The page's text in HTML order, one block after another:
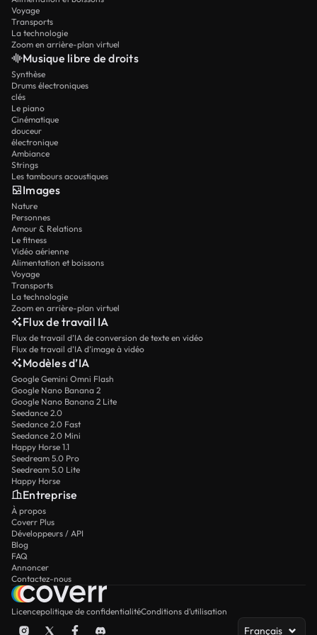
Voyage
Transports
La technologie
Zoom en arrière-plan virtuel
Musique libre de droits
Synthèse
Drums électroniques
clés
Le piano
Cinématique
douceur
électronique
Ambiance
Strings
Les tambours acoustiques
Images
Nature
Personnes
Amour & Relations
Le fitness
Vidéo aérienne
Alimentation et boissons
Voyage
Transports
La technologie
Zoom en arrière-plan virtuel
Flux de travail IA
Flux de travail d’IA de conversion de texte en vidéo
Flux de travail d’IA d’image à vidéo
Modèles d’IA
Google Gemini Omni Flash
Google Nano Banana 2
Google Nano Banana 2 Lite
Seedance 2.0
Seedance 2.0 Fast
Seedance 2.0 Mini
Happy Horse 1.1
Seedream 5.0 Pro
Seedream 5.0 Lite
Happy Horse
Entreprise
À propos
Coverr Plus
Développeurs / API
Blog
FAQ
Annoncer
Contactez-nous
Licencepolitique de confidentialitéConditions d’utilisation
Français